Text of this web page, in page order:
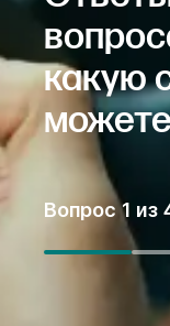
какую
Вопрос1 из